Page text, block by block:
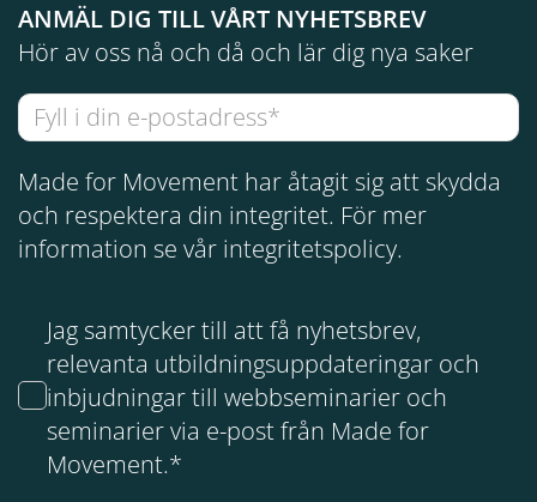
ANMÄL DIG TILL VÅRT NYHETSBREV
Hör av oss nå och då och lär dig nya saker
Made for Movement har åtagit sig att skydda
och respektera din integritet. För mer
information se vår integritetspolicy.
Jag samtycker till att få nyhetsbrev,
relevanta utbildningsuppdateringar och
inbjudningar till webbseminarier och
seminarier via e-post från Made for
Movement.*